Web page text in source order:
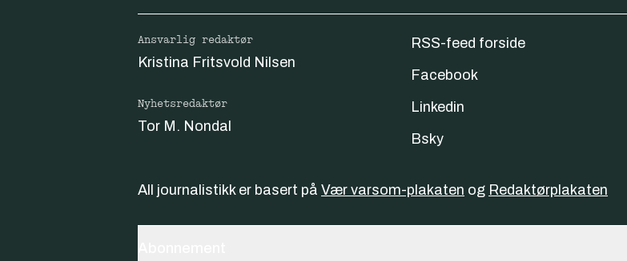
Ansvarlig redaktør
Kristina Fritsvold Nilsen
Nyhetsredaktør
Tor M. Nondal
RSS-feed forside
Facebook
Linkedin
Bsky
All journalistikk er basert på Vær varsom-plakaten og Redaktørplakaten